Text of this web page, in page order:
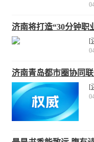
济南将打造“30分钟职
[
济南青岛都市圈协同
[